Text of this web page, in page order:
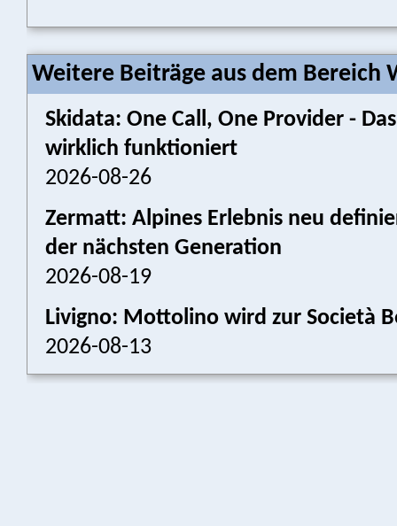
Weitere Beiträge aus dem Bereich
Skidata: One Call, One Provider -
wirklich funktioniert
2026-08-26
Zermatt: Alpines Erlebnis neu
der nächsten Generation
2026-08-19
Livigno: Mottolino wird zur Società
2026-08-13